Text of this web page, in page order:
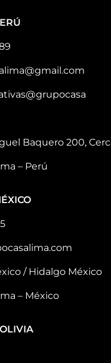
Baquero 200,
– Perú
/ Hidalgo México
– México